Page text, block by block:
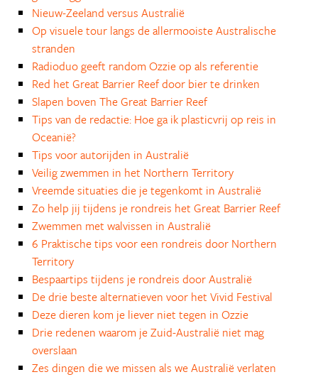
Nieuw-Zeeland versus Australië
Op visuele tour langs de allermooiste Australische
stranden
Radioduo geeft random Ozzie op als referentie
Red het Great Barrier Reef door bier te drinken
Slapen boven The Great Barrier Reef
Tips van de redactie: Hoe ga ik plasticvrij op reis in
Oceanië?
Tips voor autorijden in Australië
Veilig zwemmen in het Northern Territory
Vreemde situaties die je tegenkomt in Australië
Zo help jij tijdens je rondreis het Great Barrier Reef
Zwemmen met walvissen in Australië
6 Praktische tips voor een rondreis door Northern
Territory
Bespaartips tijdens je rondreis door Australië
De drie beste alternatieven voor het Vivid Festival
Deze dieren kom je liever niet tegen in Ozzie
Drie redenen waarom je Zuid-Australië niet mag
overslaan
Zes dingen die we missen als we Australië verlaten